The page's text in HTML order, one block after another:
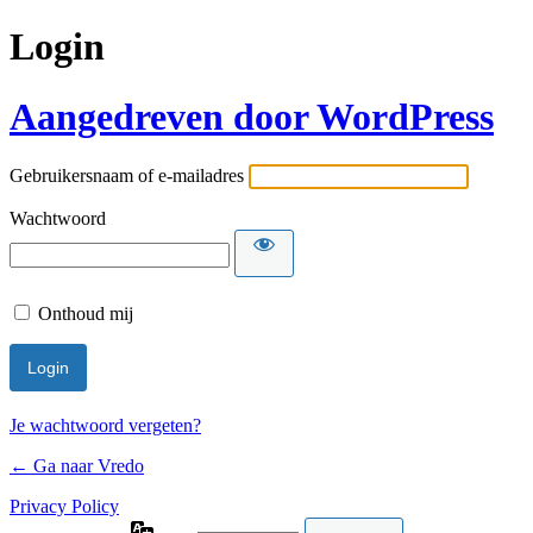
Login
Aangedreven door WordPress
Gebruikersnaam of e-mailadres
Wachtwoord
Onthoud mij
Je wachtwoord vergeten?
← Ga naar Vredo
Privacy Policy